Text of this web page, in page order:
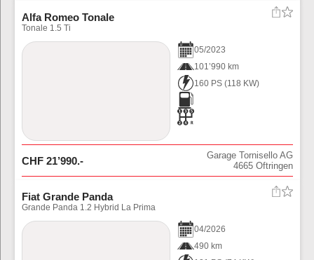
Alfa Romeo Tonale
Tonale 1.5 Ti
05/2023
101’990 km
160 PS (118 KW)
CHF 21’990.-
Garage Tornisello AG
4665 Oftringen
Fiat Grande Panda
Grande Panda 1.2 Hybrid La Prima
04/2026
490 km